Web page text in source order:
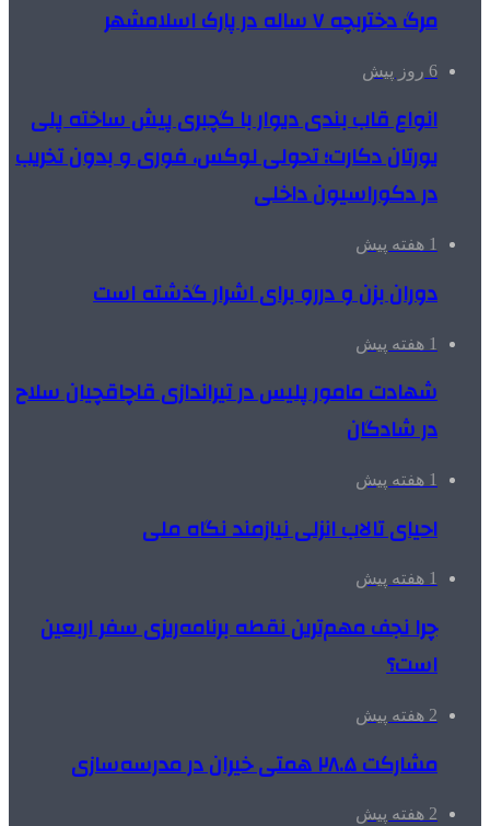
مرگ دختربچه ۷ ساله در پارک اسلامشهر
6 روز پیش
انواع قاب بندی دیوار با گچبری پیش ساخته پلی
یورتان دکارت؛ تحولی لوکس، فوری و بدون تخریب
در دکوراسیون داخلی
1 هفته پیش
دوران بزن و دررو برای اشرار گذشته است
1 هفته پیش
شهادت مامور پلیس در تیراندازی قاچاقچیان سلاح
در شادگان
1 هفته پیش
احیای تالاب انزلی نیازمند نگاه ملی
1 هفته پیش
چرا نجف مهم‌ترین نقطه برنامه‌ریزی سفر اربعین
است؟
2 هفته پیش
مشارکت ۲۸.۵ همتی خیران در مدرسه‌سازی
2 هفته پیش